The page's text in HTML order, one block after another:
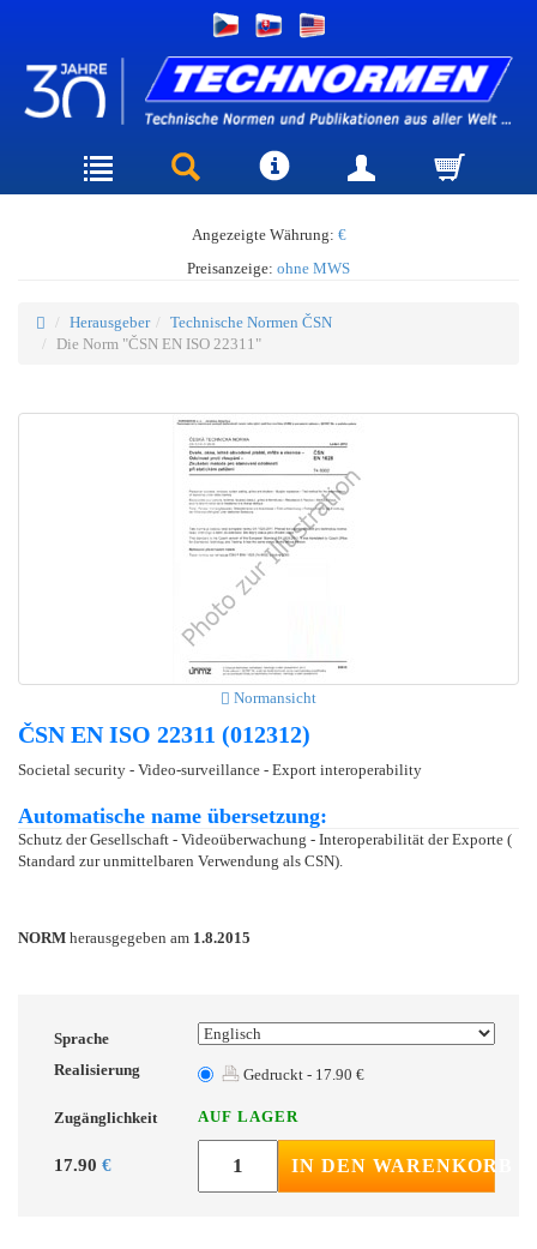
Angezeigte Währung: €
Preisanzeige: ohne MWS
Herausgeber
Technische Normen ČSN
Die Norm "ČSN EN ISO 22311"
Normansicht
ČSN EN ISO 22311 (012312)
Societal security - Video-surveillance - Export interoperability
Automatische name übersetzung:
Schutz der Gesellschaft - Videoüberwachung - Interoperabilität der Exporte (
Standard zur unmittelbaren Verwendung als CSN).
NORM herausgegeben am 1.8.2015
Sprache
Realisierung
Gedruckt - 17.90 €
Zugänglichkeit AUF LAGER
17.90 € IN DEN WARENKORB